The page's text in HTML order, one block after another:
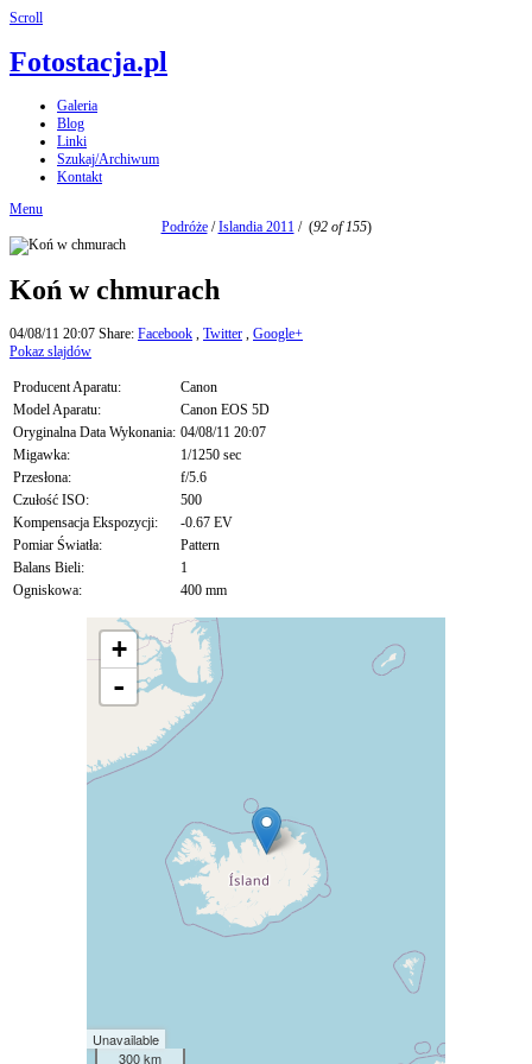
Scroll
Fotostacja.pl
Galeria
Blog
Linki
Szukaj/Archiwum
Kontakt
Menu
Podróże/Islandia 2011/ (92 of 155)
Koń w chmurach
04/08/11 20:07 Share: Facebook , Twitter , Google+
Pokaz slajdów
Producent Aparatu:
Canon
Model Aparatu:
Canon EOS 5D
Oryginalna Data Wykonania: 04/08/11 20:07
Migawka:
1/1250 sec
Przesłona:
f/5.6
Czułość ISO:
500
Kompensacja Ekspozycji:
-0.67 EV
Pomiar Światła:
Pattern
Balans Bieli:
1
Ogniskowa:
400 mm
+
-
Unavailable
300 km